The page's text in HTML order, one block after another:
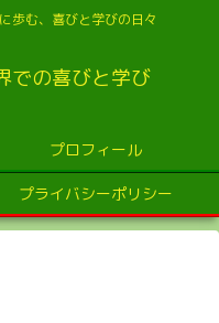
歩む、喜びと学びの日々
での喜びと学び
プロフィール
プライバシーポリシー